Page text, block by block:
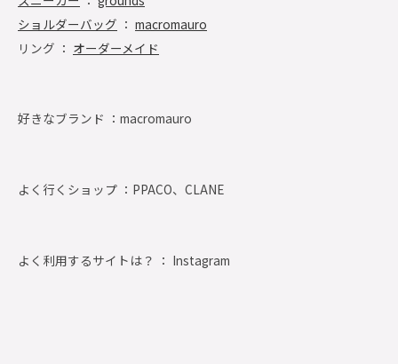
ショルダーバッグ ： macromauro
リング ： オーダーメイド
好きなブランド ： macromauro
よく行くショップ ： PPACO、CLANE
よく利用するサイトは？ ： Instagram